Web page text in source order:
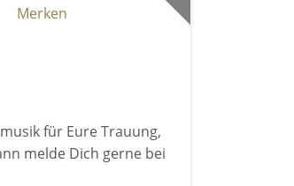
Merken
für Eure Trauung,
melde Dich gerne bei